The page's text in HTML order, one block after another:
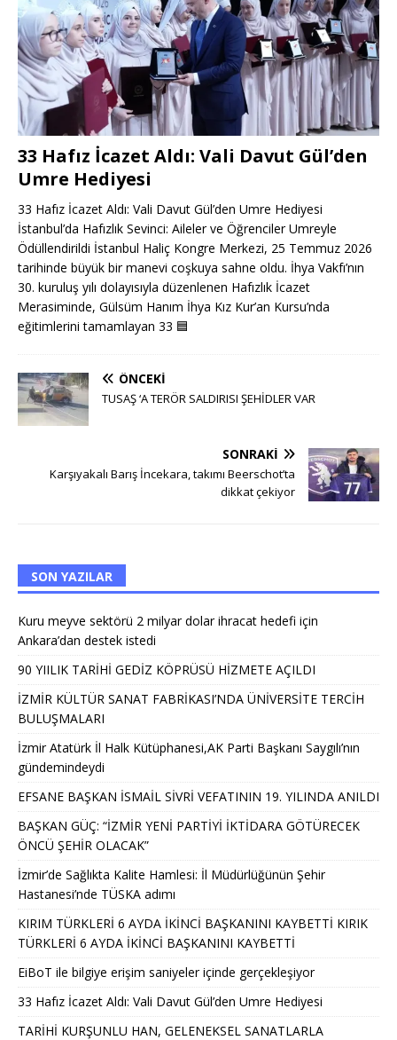
33 Hafız İcazet Aldı: Vali Davut Gül’den
Umre Hediyesi
33 Hafız İcazet Aldı: Vali Davut Gül’den Umre Hediyesi
İstanbul’da Hafızlık Sevinci: Aileler ve Öğrenciler Umreyle
Ödüllendirildi İstanbul Haliç Kongre Merkezi, 25 Temmuz 2026
tarihinde büyük bir manevi coşkuya sahne oldu. İhya Vakfı’nın
30. kuruluş yılı dolayısıyla düzenlenen Hafızlık İcazet
Merasiminde, Gülsüm Hanım İhya Kız Kur’an Kursu’nda
eğitimlerini tamamlayan 33 🟦
ÖNCEKI
TUSAŞ ‘A TERÖR SALDIRISI ŞEHİDLER VAR
SONRAKI
Karşıyakalı Barış İncekara, takımı Beerschot’ta
dikkat çekiyor
SON YAZILAR
Kuru meyve sektörü 2 milyar dolar ihracat hedefi için
Ankara’dan destek istedi
90 YIILIK TARİHİ GEDİZ KÖPRÜSÜ HİZMETE AÇILDI
İZMİR KÜLTÜR SANAT FABRİKASI’NDA ÜNİVERSİTE TERCİH
BULUŞMALARI
İzmir Atatürk İl Halk Kütüphanesi,AK Parti Başkanı Saygılı’nın
gündemindeydi
EFSANE BAŞKAN İSMAİL SİVRİ VEFATININ 19. YILINDA ANILDI
BAŞKAN GÜÇ: “İZMİR YENİ PARTİYİ İKTİDARA GÖTÜRECEK
ÖNCÜ ŞEHİR OLACAK”
İzmir’de Sağlıkta Kalite Hamlesi: İl Müdürlüğünün Şehir
Hastanesi’nde TÜSKA adımı
KIRIM TÜRKLERİ 6 AYDA İKİNCİ BAŞKANINI KAYBETTİ KIRIK
TÜRKLERİ 6 AYDA İKİNCİ BAŞKANINI KAYBETTİ
EiBoT ile bilgiye erişim saniyeler içinde gerçekleşiyor
33 Hafız İcazet Aldı: Vali Davut Gül’den Umre Hediyesi
TARİHİ KURŞUNLU HAN, GELENEKSEL SANATLARLA